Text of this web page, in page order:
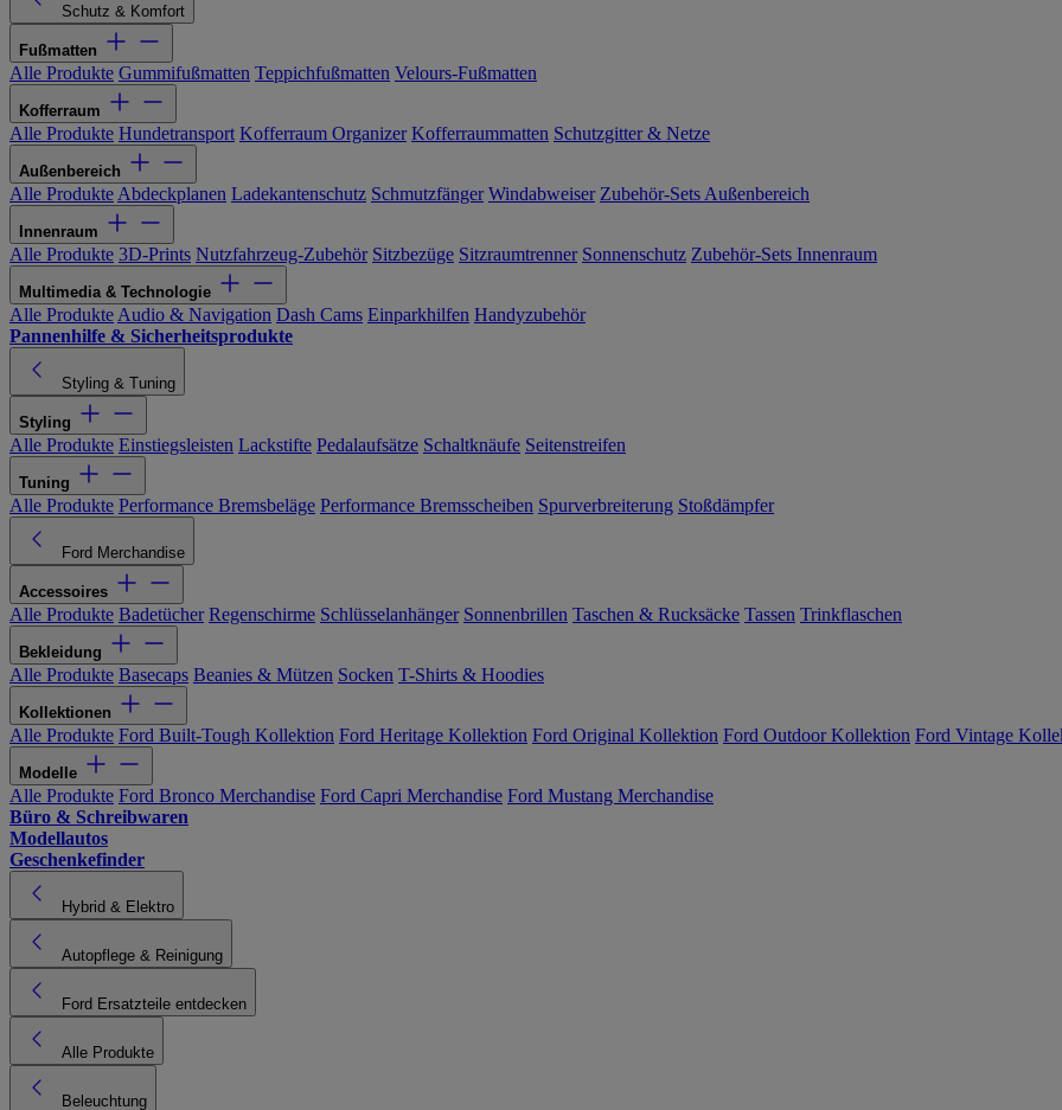
Schutz & Komfort
Fußmatten
Alle Produkte Gummifußmatten Teppichfußmatten Velours-Fußmatten
Kofferraum
Alle Produkte Hundetransport Kofferraum Organizer Kofferraummatten Schutzgitter & Netze
Außenbereich
Alle Produkte Abdeckplanen Ladekantenschutz Schmutzfänger Windabweiser Zubehör-Sets Außenbereich
Innenraum
Alle Produkte 3D-Prints Nutzfahrzeug-Zubehör Sitzbezüge Sitzraumtrenner Sonnenschutz Zubehör-Sets Innenraum
Multimedia & Technologie
Alle Produkte Audio & Navigation Dash Cams Einparkhilfen Handyzubehör
Pannenhilfe & Sicherheitsprodukte
Styling & Tuning
Styling
Alle Produkte Einstiegsleisten Lackstifte Pedalaufsätze Schaltknäufe Seitenstreifen
Tuning
Alle Produkte Performance Bremsbeläge Performance Bremsscheiben Spurverbreiterung Stoßdämpfer
Ford Merchandise
Accessoires
Alle Produkte Badetücher Regenschirme Schlüsselanhänger Sonnenbrillen Taschen & Rucksäcke Tassen Trinkflaschen
Bekleidung
Alle Produkte Basecaps Beanies & Mützen Socken T-Shirts & Hoodies
Kollektionen
Alle Produkte Ford Built-Tough Kollektion Ford Heritage Kollektion Ford Original Kollektion Ford Outdoor Kollektion Ford Vintage
Modelle
Alle Produkte Ford Bronco Merchandise Ford Capri Merchandise Ford Mustang Merchandise
Büro & Schreibwaren
Modellautos
Geschenkefinder
Hybrid & Elektro
Autopflege & Reinigung
Ford Ersatzteile entdecken
Alle Produkte
Beleuchtung